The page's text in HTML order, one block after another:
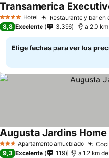
4 EstrellasHotel Restaurante y bar en
Transamerica
8,8 Excelente 3.396 a 2.0
Elige fechas para ver los
3 EstrellasApartamento amueblado
Augusta Jardins Home
9,3 Excelente 119 a 1.2 km